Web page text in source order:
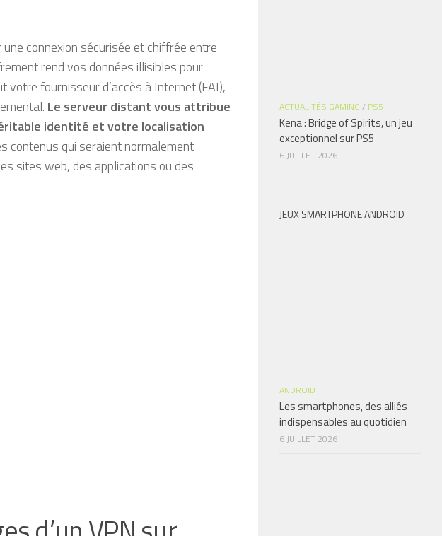
connexion sécurisée et chiffrée entre
rend vos données illisibles pour
votre fournisseur d’accès à Internet (FAI),
Le serveur distant vous attribue
identité et votre localisation
contenus qui seraient normalement
sites web, des applications ou des
ACTUALITÉS GAMING / PS5
Kena : Bridge of Spirits, un jeu
exceptionnel sur PS5
6 JUILLET 2026
JEUX SMARTPHONE ANDROID
ANDROID
Les smartphones, des alliés
indispensables au quotidien
6 JUILLET 2026